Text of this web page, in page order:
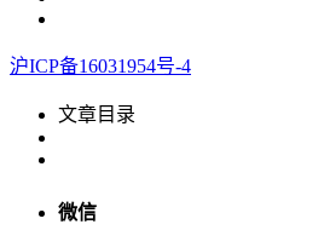
沪ICP备16031954号-4
文章目录
微信